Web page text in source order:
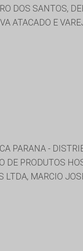
DOS SANTOS,
ATACADO E
PARANA -
DE PRODUTOS
LTDA, MARCIO